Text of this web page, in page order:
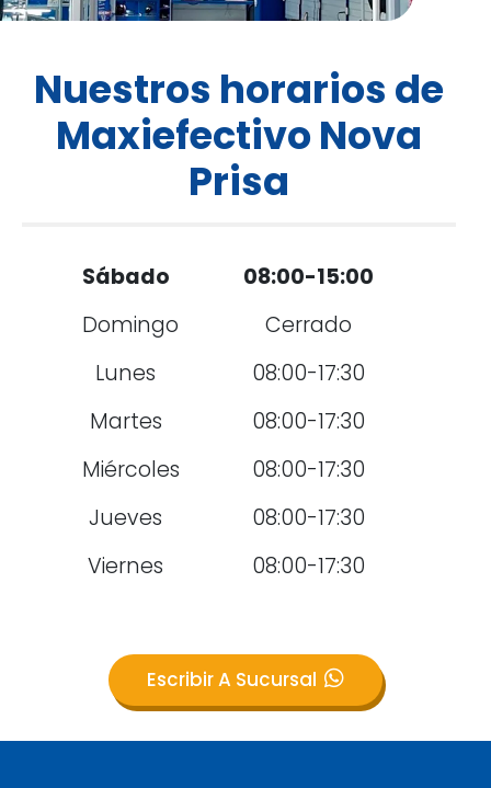
Nuestros horarios de
Maxiefectivo Nova
Prisa
Sábado
08:00-15:00
Domingo
Cerrado
Lunes
08:00-17:30
Martes
08:00-17:30
Miércoles
08:00-17:30
Jueves
08:00-17:30
Viernes
08:00-17:30
Escribir A Sucursal